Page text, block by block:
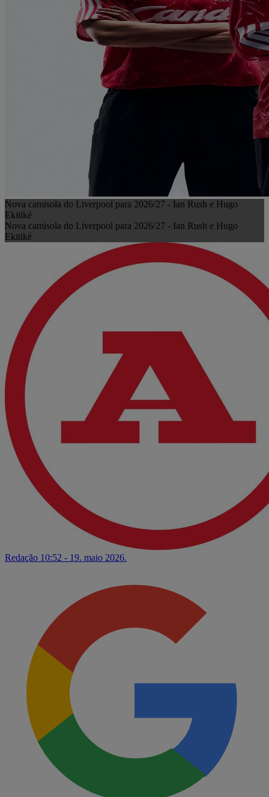
Nova camisola do Liverpool para 2026/27 - Ian Rush e Hugo
Ekitiké
Nova camisola do Liverpool para 2026/27 - Ian Rush e Hugo
Ekitiké
Redação 10:52 - 19. maio 2026.